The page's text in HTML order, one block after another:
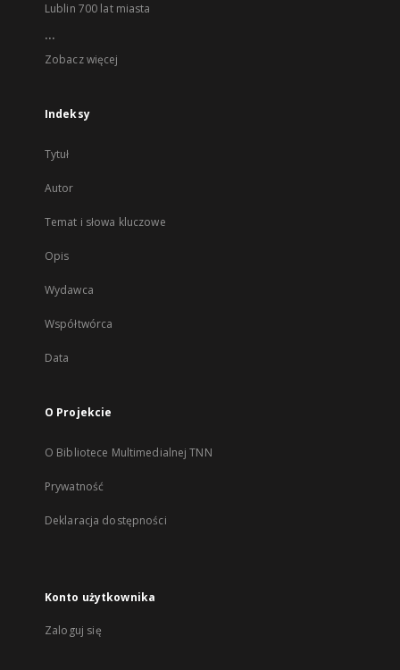
Lublin 700 lat miasta
...
Zobacz więcej
Indeksy
Tytuł
Autor
Temat i słowa kluczowe
Opis
Wydawca
Współtwórca
Data
O Projekcie
O Bibliotece Multimedialnej TNN
Prywatność
Deklaracja dostępności
Konto użytkownika
Zaloguj się